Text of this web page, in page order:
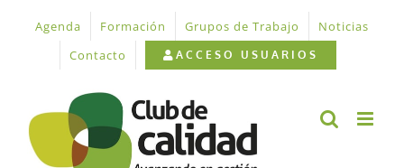
contenido
Agenda Formación Grupos de Trabajo
Noticias
Contacto
ACCESO USUARIOS